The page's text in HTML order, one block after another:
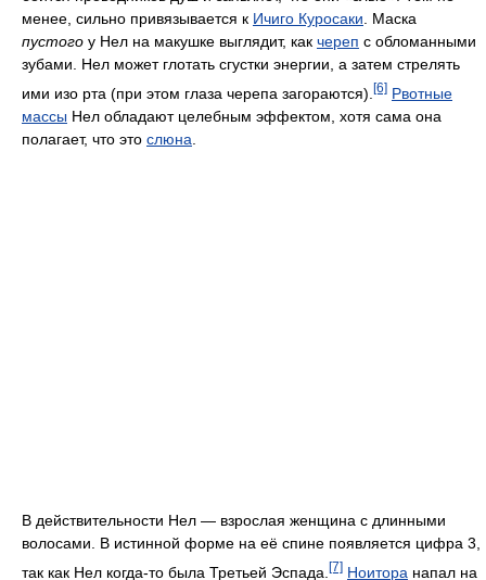
менее, сильно привязывается к Ичиго Куросаки . Маска
пустого у Нел на макушке выглядит, как череп с обломанными
зубами. Нел может глотать сгустки энергии, а затем стрелять
ими изо рта (при этом глаза черепа загораются). [6] Рвотные
массы Нел обладают целебным эффектом, хотя сама она
полагает, что это слюна
В действительности Нел — взрослая женщина с длинными
волосами. В истинной форме на её спине появляется цифра 3,
так как Нел когда-то была Третьей Эспада. [7] Ноитора напал на